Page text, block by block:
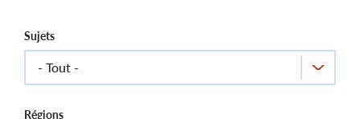
Sujets
Régions